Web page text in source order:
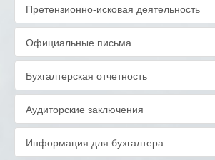
Претензионно-исковая деятельность
Официальные письма
Бухгалтерская отчетность
Аудиторские заключения
Информация для бухгалтера